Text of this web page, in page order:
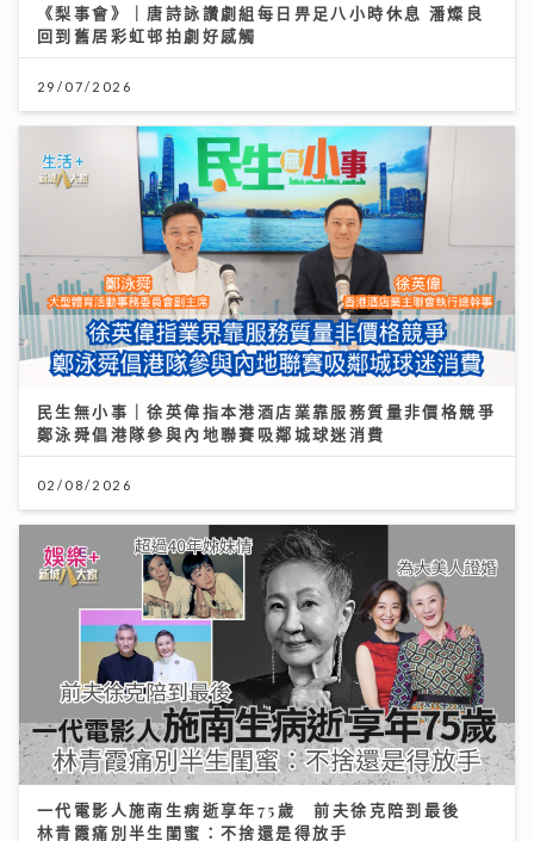
《梨事會》｜唐詩詠讚劇組每日畀足八小時休息 潘燦良
回到舊居彩虹邨拍劇好感觸
29/07/2026
民生無小事｜徐英偉指本港酒店業靠服務質量非價格競爭
鄭泳舜倡港隊參與內地聯賽吸鄰城球迷消費
02/08/2026
一代電影人施南生病逝享年75歲 前夫徐克陪到最後
林青霞痛別半生閨蜜：不捨還是得放手